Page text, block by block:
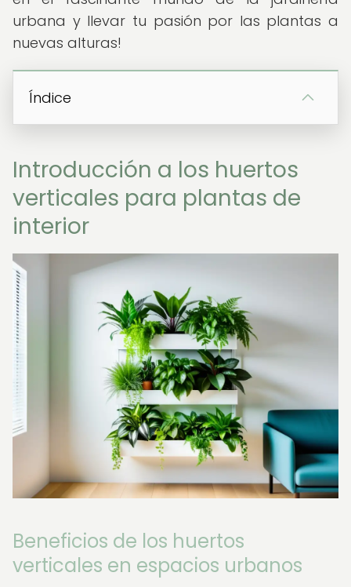
urbana y llevar tu pasión por las plantas a
nuevas alturas!
Índice
Introducción a los huertos
verticales para plantas de
interior
Beneficios de los huertos
verticales en espacios urbanos